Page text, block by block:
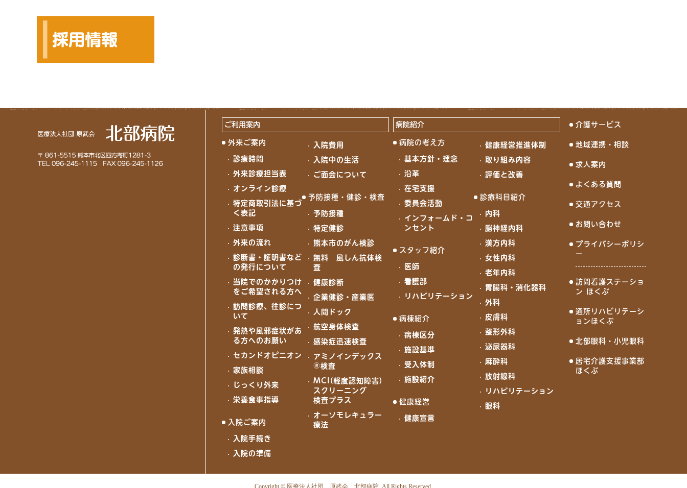
ご利用案内
外来ご案内
診療時間
外来診療担当表
オンライン診療
特定商取引法に基づ
く表記
注意事項
外来の流れ
診断書・証明書など
の発行について
当院でのかかりつけ
をご希望される方へ
訪問診療、往診につ
いて
発熱や風邪症状があ
る方へのお願い
セカンドオピニオン
家族相談
じっくり外来
栄養食事指導
入院ご案内
入院手続き
入院の準備
入院費用
入院中の生活
ご面会について
予防接種・健診・検査
予防接種
特定健診
熊本市のがん検診
無料 風しん抗体検
査
健康診断
企業健診・産業医
人間ドック
航空身体検査
感染症迅速検査
アミノインデックス
®検査
MCI(軽度認知障害)
スクリーニング
検査プラス
オーソモレキュラー
療法
病院紹介
病院の考え方
基本方針・理念
沿革
在宅支援
委員会活動
インフォームド・コ
ンセント
スタッフ紹介
医師
看護部
リハビリテーション
病棟紹介
病棟区分
施設基準
受入体制
施設紹介
健康経営
健康宣言
健康経営推進体制
取り組み内容
評価と改善
診療科目紹介
内科
脳神経内科
漢方内科
女性内科
老年内科
胃腸科・消化器科
外科
皮膚科
整形外科
泌尿器科
麻酔科
放射線科
リハビリテーション
眼科
介護サービス
地域連携・相談
求人案内
よくある質問
交通アクセス
お問い合わせ
プライバシーポリシ
ー
訪問看護ステーショ
ン ほくぶ
通所リハビリテーシ
ョンほくぶ
北部眼科・小児眼科
居宅介護支援事業部
ほくぶ